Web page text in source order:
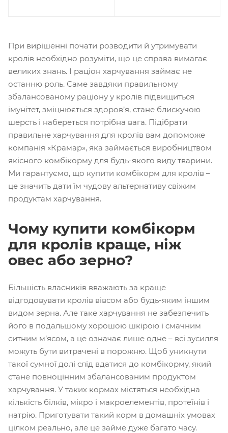
При вирішенні почати розводити й утримувати
кролів необхідно розуміти, що це справа вимагає
великих знань. І раціон харчування займає не
останню роль. Саме завдяки правильному
збалансованому раціону у кролів підвищиться
імунітет, зміцнюється здоров’я, стане блискучою
шерсть і набереться потрібна вага. Підібрати
правильне харчування для кролів вам допоможе
компанія «Крамар», яка займається виробництвом
якісного комбікорму для будь-якого виду тварини.
Ми гарантуємо, що купити комбікорм для кролів –
це значить дати їм чудову альтернативу свіжим
продуктам харчування.
Чому купити комбікорм
для кролів краще, ніж
овес або зерно?
Більшість власників вважають за краще
відгодовувати кролів вівсом або будь-яким іншим
видом зерна. Але таке харчування не забезпечить
його в подальшому хорошою шкірою і смачним
ситним м’ясом, а це означає лише одне – всі зусилля
можуть бути витрачені в порожню. Щоб уникнути
такої сумної долі слід вдатися до комбікорму, який
стане повноцінним збалансованим продуктом
харчування. У таких кормах містяться необхідна
кількість білків, мікро і макроелементів, протеїнів і
натрію. Приготувати такий корм в домашніх умовах
цілком реально, але це займе дуже багато часу.